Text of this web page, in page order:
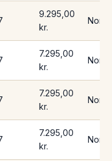
9.295,00
kr.
7.295,00
kr.
7.295,00
kr.
7.295,00
kr.